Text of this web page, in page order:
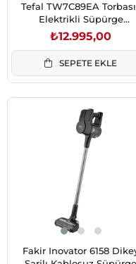
Tefal TW7C89EA
Elektrikli Süpürge
(2211401302)
₺12.995,00
SEPETE EKLE
Fakir Inovator 6158